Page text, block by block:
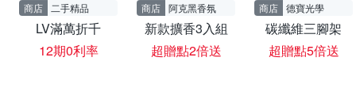
商店 二手精品
LV滿萬折千
12期0利率
商店 阿克黑香氛
新款擴香3入組
超贈點2倍送
商店 德寶光學
碳纖維三腳架
超贈點5倍送